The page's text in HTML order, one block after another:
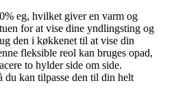
eg, hvilket giver en varm og
for at vise dine yndlingsting og
den i køkkenet til at vise din
fleksible reol kan bruges opad,
to hylder side om side.
du kan tilpasse den til din helt